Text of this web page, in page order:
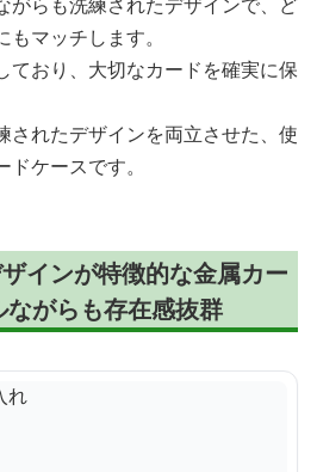
マッチします。
ており、大切なカードを確実に保
されたデザインを両立させた、使
ケースです。
インが特徴的な金属カー
ながらも存在感抜群